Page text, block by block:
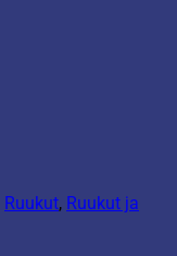
Ruukut, Ruukut ja